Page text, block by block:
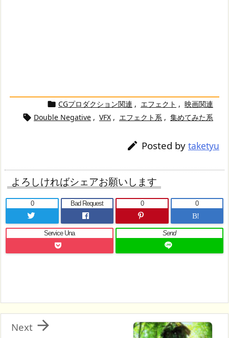
 CGプロダクション関連 , エフェクト , 映画関連
 Double Negative , VFX , エフェクト系 , 集めてみた系
 Posted by taketyu
よろしければシェアお願いします
0 Bad Request
0
B!
0
Service Una Send

Next